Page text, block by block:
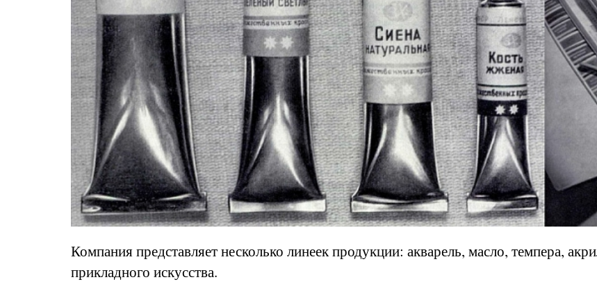
Компания представляет несколько линеек продукции: акварель, масло, темпера,
прикладного искусства.